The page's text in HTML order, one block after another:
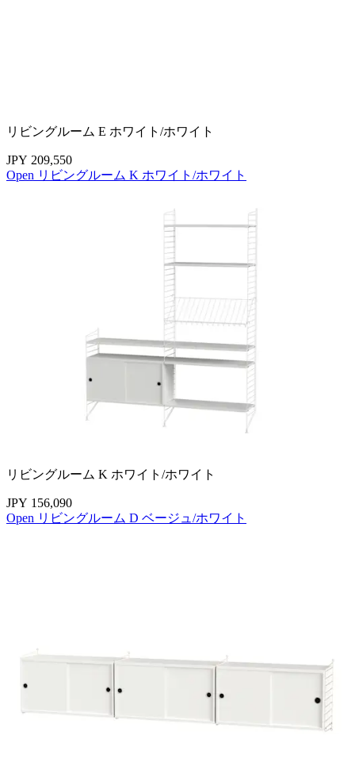
リビングルーム E ホワイト/ホワイト
JPY 209,550
Open リビングルーム K ホワイト/ホワイト
リビングルーム K ホワイト/ホワイト
JPY 156,090
Open リビングルーム D ベージュ/ホワイト